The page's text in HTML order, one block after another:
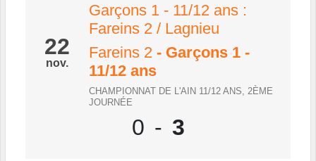
22
nov.
Garçons 1 - 11/12 ans :
Fareins 2 / Lagnieu
Fareins 2 - Garçons 1 -
11/12 ans
CHAMPIONNAT DE L'AIN 11/12 ANS, 2ÈME
JOURNÉE
0 - 3